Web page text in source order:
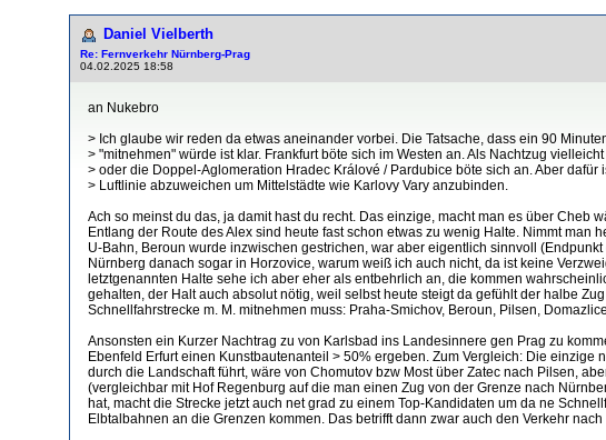
Daniel Vielberth
Re: Fernverkehr Nürnberg-Prag
04.02.2025 18:58
an Nukebro
> Ich glaube wir reden da etwas aneinander vorbei. Die Tatsache, dass ein 90
> "mitnehmen" würde ist klar. Frankfurt böte sich im Westen an. Als Nachtzug
> oder die Doppel-Aglomeration Hradec Králové / Pardubice böte sich an. Aber
> Luftlinie abzuweichen um Mittelstädte wie Karlovy Vary anzubinden.
Ach so meinst du das, ja damit hast du recht. Das einzige, macht man es über Cheb
Entlang der Route des Alex sind heute fast schon etwas zu wenig Halte. Nimmt
U-Bahn, Beroun wurde inzwischen gestrichen, war aber eigentlich sinnvoll
Nürnberg danach sogar in Horzovice, warum weiß ich auch nicht, da ist keine
letztgenannten Halte sehe ich aber eher als entbehrlich an, die kommen
gehalten, der Halt auch absolut nötig, weil selbst heute steigt da gefühlt der halbe
Schnellfahrstrecke m. M. mitnehmen muss: Praha-Smichov, Beroun, Pilsen,
Ansonsten ein Kurzer Nachtrag zu von Karlsbad ins Landesinnere gen Prag zu
Ebenfeld Erfurt einen Kunstbautenanteil > 50% ergeben. Zum Vergleich: Die
durch die Landschaft führt, wäre von Chomutov bzw Most über Zatec nach Pilsen,
(vergleichbar mit Hof Regenburg auf die man einen Zug von der Grenze nach
hat, macht die Strecke jetzt auch net grad zu einem Top-Kandidaten um da ne
Elbtalbahnen an die Grenzen kommen. Das betrifft dann zwar auch den Verkehr